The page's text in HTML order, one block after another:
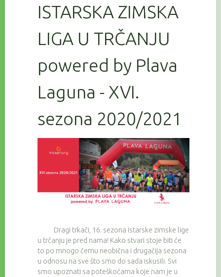
ISTARSKA ZIMSKA
LIGA U TRČANJU
powered by Plava
Laguna - XVI.
sezona 2020/2021
Dragi trkači, 16. sezona Istarske zimske lige
u trčanju je pred nama! Kako stvari stoje biti će
to po mnogo čemu neobična i drugačija sezona
u odnosu na sve što smo do sada iskusili. Svi
smo upoznati sa poteškoćama koje nam je u